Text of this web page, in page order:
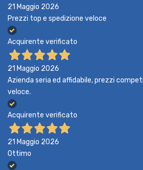
21 Maggio 2026
Prezzi top e spedizione veloce
Acquirente verificato
21 Maggio 2026
Azienda seria ed affidabile, prezzi
veloce.
Acquirente verificato
21 Maggio 2026
Ottimo